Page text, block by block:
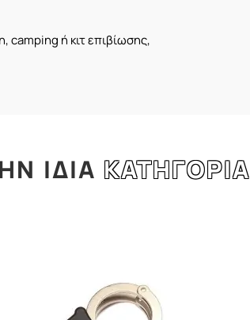
camping ή κιτ επιβίωσης,
ΙΔΙΑ ΚΑΤΗΓΟΡΙΑ